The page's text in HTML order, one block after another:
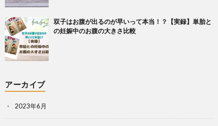
双子はお腹が出るのが早いって本当！？【実録】単胎と
の妊娠中のお腹の大きさ比較
アーカイブ
2023年6月